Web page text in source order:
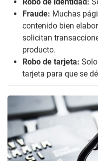
Fraude: Muchas
contenido bien
solicitan
producto.
Robo de tarjeta:
tarjeta para que se